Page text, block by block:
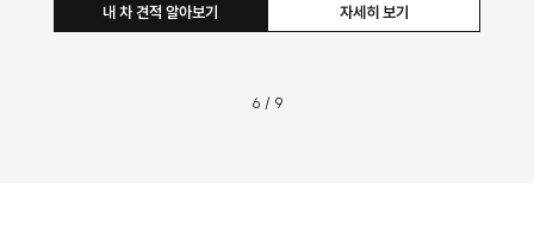
자세히 보기
내 차 견적 알아보기
6 / 9